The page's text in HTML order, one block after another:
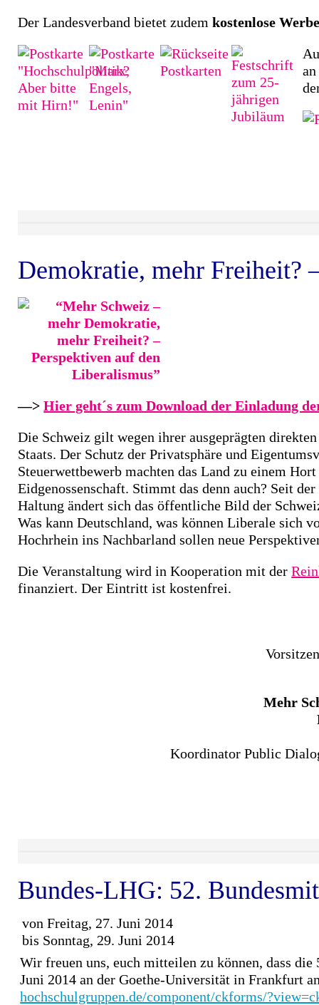
Der Landesverband bietet zudemkostenlose
Demokratie, mehr Freiheit?
—>Hier geht´s zum Download der Einladung
Die Schweiz gilt wegen ihrer ausgeprägten
Staats. Der Schutz der Privatsphäre und
Steuerwettbewerb machten das Land zu einem
Eidgenossenschaft. Stimmt das denn auch? Seit
Haltung ändert sich das öffentliche Bild der
Was kann Deutschland, was können Liberale sich
Hochrhein ins Nachbarland sollen neue
Die Veranstaltung wird in Kooperation mit der
finanziert. Der Eintritt ist kostenfrei.
Mehr
Koordinator Public
Bundes-LHG: 52.
von Freitag, 27. Juni 2014
bis Sonntag, 29. Juni 2014
Wir freuen uns, euch mitteilen zu können, dass
Juni 2014 an der Goethe-Universität in
hochschulgruppen.de/component/ckforms/